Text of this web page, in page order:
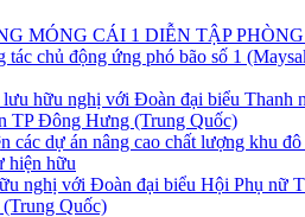
MÓNG CÁI 1 DIỄN TẬP
TP Đông Hưng (Trung Quốc)
hiện hữu
Quốc)